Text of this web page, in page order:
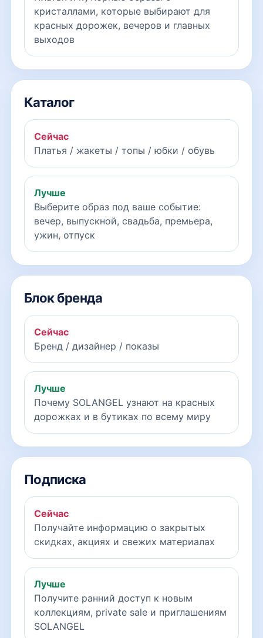
кристаллами, которые выбирают для
красных дорожек, вечеров и главных
выходов
Каталог
Сейчас
Платья / жакеты / топы / юбки / обувь
Лучше
Выберите образ под ваше событие:
вечер, выпускной, свадьба, премьера,
ужин, отпуск
Блок бренда
Сейчас
Бренд / дизайнер / показы
Лучше
Почему SOLANGEL узнают на красных
дорожках и в бутиках по всему миру
Подписка
Сейчас
Получайте информацию о закрытых
скидках, акциях и свежих материалах
Лучше
Получите ранний доступ к новым
коллекциям, private sale и приглашениям
SOLANGEL